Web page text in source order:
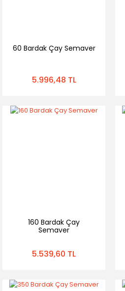
60 Bardak Çay Semaver
5.996,48 TL
160 Bardak Çay
Semaver
5.539,60 TL